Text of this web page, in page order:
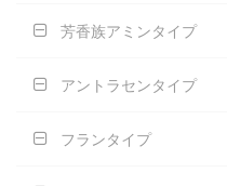
芳香族アミンタイプ
アントラセンタイプ
フランタイプ